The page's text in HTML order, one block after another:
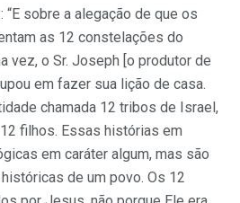
“E sobre a alegação de que os
as 12 constelações do
vez, o Sr. Joseph [o produtor de
em fazer sua lição de casa.
chamada 12 tribos de Israel,
filhos. Essas histórias em
em caráter algum, mas são
de um povo. Os 12